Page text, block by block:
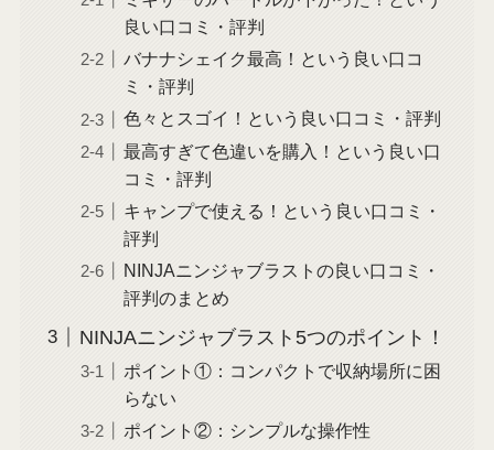
良い口コミ・評判
バナナシェイク最高！という良い口コ
ミ・評判
色々とスゴイ！という良い口コミ・評判
最高すぎて色違いを購入！という良い口
コミ・評判
キャンプで使える！という良い口コミ・
評判
NINJAニンジャブラストの良い口コミ・
評判のまとめ
NINJAニンジャブラスト5つのポイント！
ポイント①：コンパクトで収納場所に困
らない
ポイント②：シンプルな操作性